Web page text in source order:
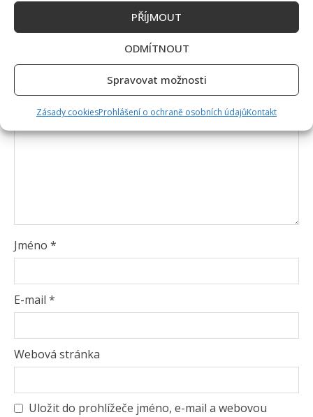
PŘÍJMOUT
ODMÍTNOUT
Spravovat možnosti
Zásady cookiesProhlášení o ochraně osobních údajůKontakt
Vaše e-mailová adresa nebude zveřejněna.
Vyžadované informace jsou označeny
Jméno *
E-mail *
Webová stránka
Uložit do prohlížeče jméno, e-mail a webovou